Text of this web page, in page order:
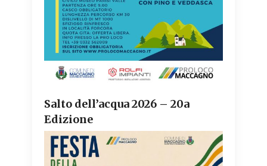
Salto dell’acqua 2026 – 20a
Edizione